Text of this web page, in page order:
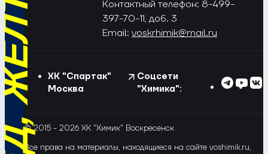
Контактный телефон: 8-499-
397-70-11, доб. 3
Email: voskrhimik@mail.ru
ХК "Спартак"
Москва
Соцсети
"Химика":
© 2015 - 2026 ХК "Химик" Воскресенск
Все права на материалы, находящиеся на сайте voshimik.ru,